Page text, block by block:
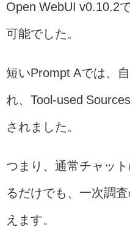
Open WebUI v0.10.2
可能でした。
短いPrompt Aでは、
れ、Tool-used
されました。
つまり、通常チャッ
るだけでも、一次調
えます。